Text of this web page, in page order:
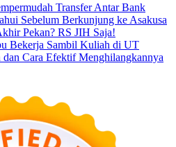
Transfer Antar Bank
Sebelum Berkunjung ke Asakusa
Pekan? RS JIH Saja!
Bekerja Sambil Kuliah di UT
Cara Efektif Menghilangkannya